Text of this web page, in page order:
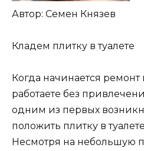
Автор: Семен Князев
Кладем плитку в туалете
Когда начинается ремонт
работаете без
одним из первых
положить плитку в
Несмотря на небольшую